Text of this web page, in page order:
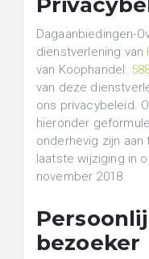
Dagaanbiedingen-
dienstverlening van
van Koophandel:
van deze
ons privacybeleid.
hieronder
onderhevig zijn
laatste wijziging in
november 2018.
bezoeker